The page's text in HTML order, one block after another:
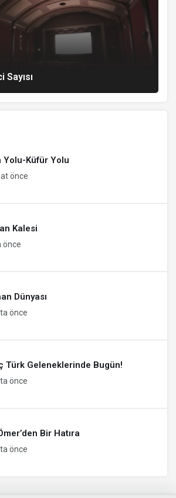
Yolu-Küfür Yolu
önce
Kalesi
önce
Dünyası
önce
Türk Geleneklerinde Bugün!
önce
Bir Hatıra
önce